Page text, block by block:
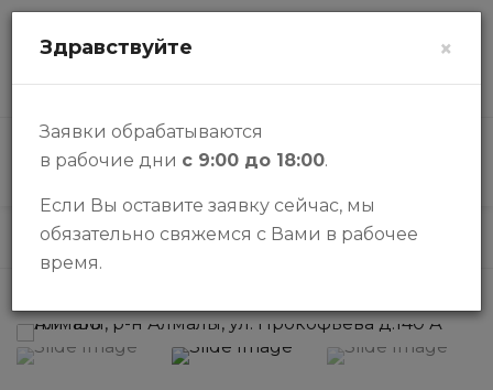
КАТАЛОГ
Каталог Паркинги Парковочное место
×
Здравствуйте
Заявки обрабатываются
в рабочие дни с 9:00 до 18:00.
Если Вы оставите заявку сейчас, мы
обязательно свяжемся с Вами в рабочее
время.